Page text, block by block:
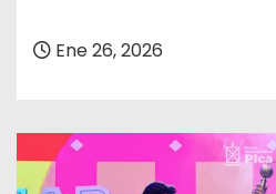
Ene 26, 2026